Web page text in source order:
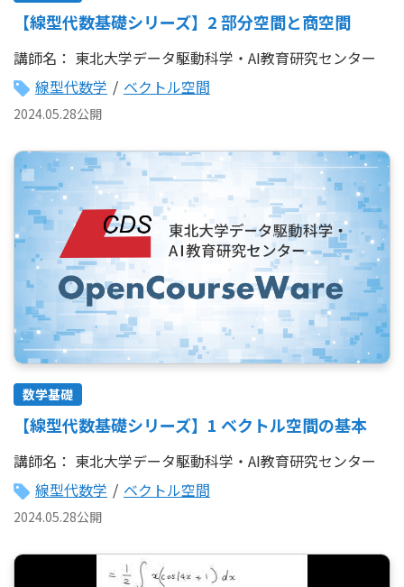
【線型代数基礎シリーズ】2 部分空間と商空間
講師名： 東北大学データ駆動科学・AI教育研究センター
線型代数学 / ベクトル空間
2024.05.28公開
数学基礎
【線型代数基礎シリーズ】1 ベクトル空間の基本
講師名： 東北大学データ駆動科学・AI教育研究センター
線型代数学 / ベクトル空間
2024.05.28公開